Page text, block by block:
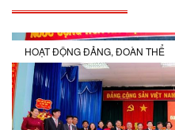
HOẠT ĐỘNG ĐẢNG, ĐOÀN THỂ